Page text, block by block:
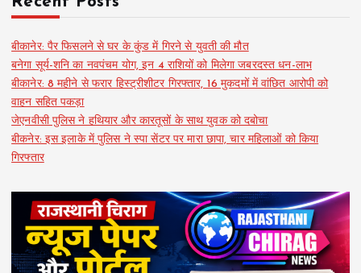
बीकानेर: पैर फिसलने से घर के कुंड में गिरने से युवती की मौत
बनेगा सूर्य-शनि का नवपंचम योग, इन 4 राशियों को मिलेगा जबरदस्त धन-लाभ
बीकानेर: 8 महीने से फरार हिस्ट्रीशीटर गिरफ्तार, 16 मुकदमों में वांछित आरोपी को
वाहन सहित पकड़ा
जेएनवीसी पुलिस ने हथियार और कारतूसों के साथ युवक को दबोचा
बीकनेर: इस इलाके में पुलिस ने स्पा सेंटर पर मारा छापा, चार महिलाओं को किया
गिरफ्तार